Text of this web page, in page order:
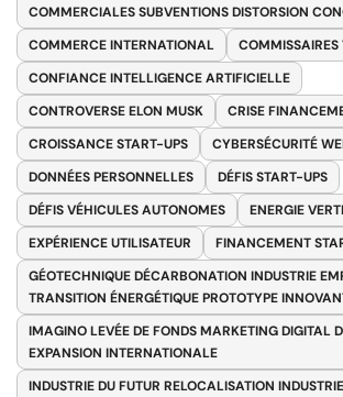
COMMERCIALES SUBVENTIONS DISTORSION
COMMERCE INTERNATIONAL
COMMISSAIRES
CONFIANCE INTELLIGENCE ARTIFICIELLE
CONTROVERSE ELON MUSK
CRISE
CROISSANCE START-UPS
CYBERSÉCURITÉ
DONNÉES PERSONNELLES
DÉFIS START-UPS
DÉFIS VÉHICULES AUTONOMES
ENERGIE
EXPÉRIENCE UTILISATEUR
FINANCEMENT
GÉOTECHNIQUE DÉCARBONATION INDUSTRIE
TRANSITION ÉNERGÉTIQUE PROTOTYPE
IMAGINO LEVÉE DE FONDS MARKETING DIGITAL
EXPANSION INTERNATIONALE
INDUSTRIE DU FUTUR RELOCALISATION